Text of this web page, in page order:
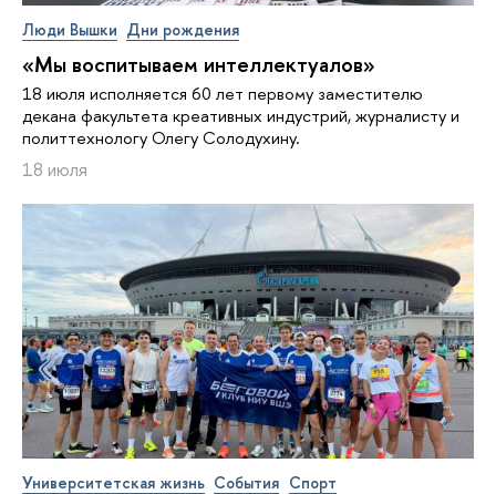
Люди Вышки Дни рождения
«Мы воспитываем интеллектуалов»
18 июля исполняется 60 лет первому заместителю
декана факультета креативных индустрий, журналисту и
политтехнологу Олегу Солодухину.
18 июля
Университетская жизнь События Спорт